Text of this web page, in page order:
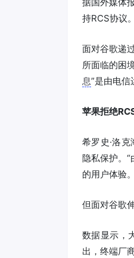
持RCS协议
面对谷歌递
所面临的困
息”是由电信
苹果拒绝
希罗史·洛
隐私保护。
的用户体验
但面对谷歌
数据显示，
出，终端厂